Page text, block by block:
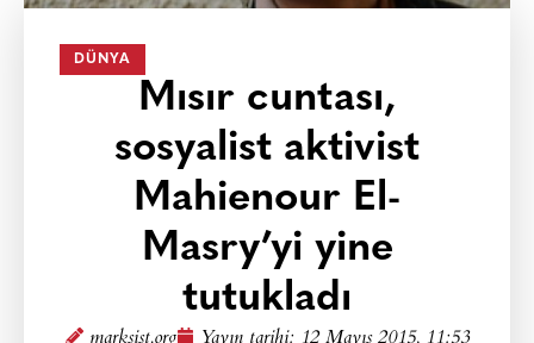
DÜNYA
Mısır cuntası,
sosyalist aktivist
Mahienour El-
Masry’yi yine
tutukladı